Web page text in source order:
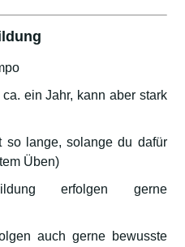
ein Jahr, kann aber stark
so lange, solange du dafür
Üben)
erfolgen gerne
auch gerne bewusste